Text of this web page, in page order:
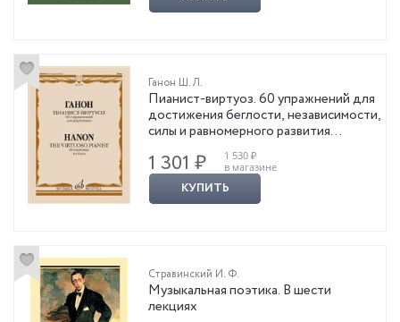
Ганон Ш. Л.
Пианист-виртуоз. 60 упражнений для
достижения беглости, независимости,
силы и равномерного развития
пальцев, а также легкости запястья
для фортепиано
1 301 ₽
1 530 ₽
в магазине
КУПИТЬ
Стравинский И. Ф.
Музыкальная поэтика. В шести
лекциях